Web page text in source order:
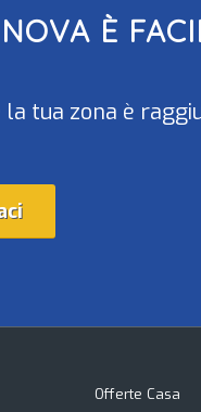
È
tua zona è
Offerte Casa